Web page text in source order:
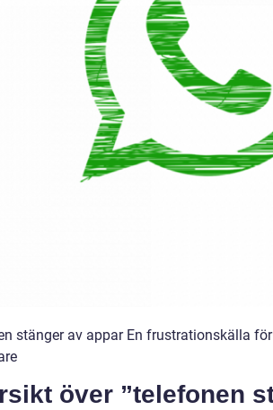
stänger av appar En frustrationskälla
över ”telefonen